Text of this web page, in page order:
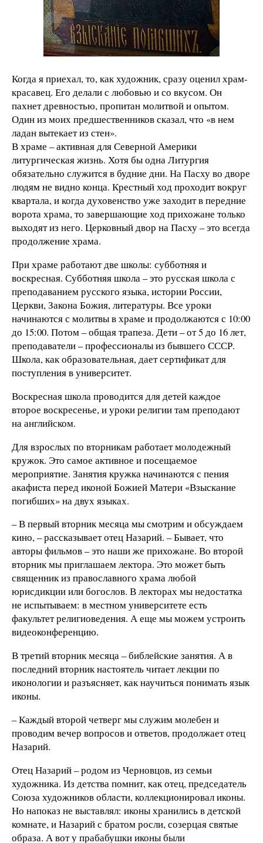
Когда я приехал, то, как художник, сразу оценил храм-
красавец. Его делали с любовью и со вкусом. Он
пахнет древностью, пропитан молитвой и опытом.
Один из моих предшественников сказал, что «в нем
ладан вытекает из стен».
В храме – активная для Северной Америки
литургическая жизнь. Хотя бы одна Литургия
обязательно служится в будние дни. На Пасху во дворе
людям не видно конца. Крестный ход проходит вокруг
квартала, и когда духовенство уже заходит в передние
ворота храма, то завершающие ход прихожане только
выходят из него. Церковный двор на Пасху – это всегда
продолжение храма.
При храме работают две школы: субботняя и
воскресная. Субботняя школа – это русская школа с
преподаванием русского языка, истории России,
Церкви, Закона Божия, литературы. Все уроки
начинаются с молитвы в храме и продолжаются с 10:00
до 15:00. Потом – общая трапеза. Дети – от 5 до 16 лет,
преподаватели – профессионалы из бывшего СССР.
Школа, как образовательная, дает сертификат для
поступления в университет.
Воскресная школа проводится для детей каждое
второе воскресенье, и уроки религии там преподают
на английском.
Для взрослых по вторникам работает молодежный
кружок. Это самое активное и посещаемое
мероприятие. Занятия кружка начинаются с пения
акафиста перед иконой Божией Матери «Взыскание
погибших» на двух языках.
– В первый вторник месяца мы смотрим и обсуждаем
кино, – рассказывает отец Назарий. – Бывает, что
авторы фильмов – это наши же прихожане. Во второй
вторник мы приглашаем лектора. Это может быть
священник из православного храма любой
юрисдикции или богослов. В лекторах мы недостатка
не испытываем: в местном университете есть
факультет религиоведения. А еще мы можем устроить
видеоконференцию.
В третий вторник месяца – библейские занятия. А в
последний вторник настоятель читает лекции по
иконологии и разъясняет, как научиться понимать язык
иконы.
– Каждый второй четверг мы служим молебен и
проводим вечер вопросов и ответов, продолжает отец
Назарий.
Отец Назарий – родом из Черновцов, из семьи
художника. Из детства помнит, как отец, председатель
Союза художников области, коллекционировал иконы.
Но напоказ не выставлял: иконы хранились в детской
комнате, и Назарий с братом росли, созерцая святые
образа. А вот у прабабушки иконы были